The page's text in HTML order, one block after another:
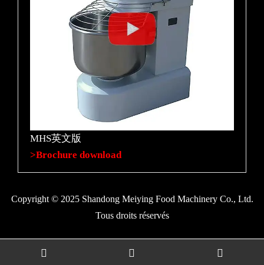
MHS英文版
>Brochure download
Copyright © 2025 Shandong Meiying Food Machinery Co., Ltd.
Tous droits réservés